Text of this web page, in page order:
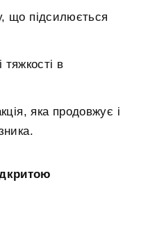
що підсилюється
в
яка продовжує і